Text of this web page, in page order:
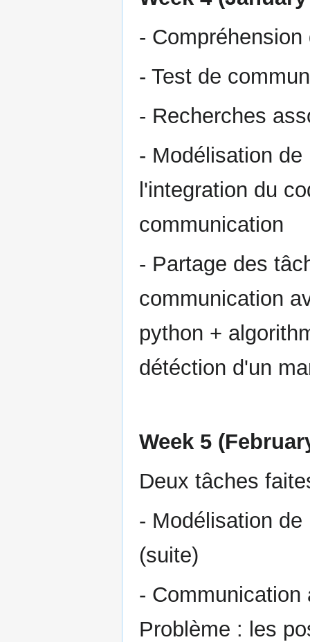
-
- Test de
- Recherches
- Modélisation
l'integration du
communication
- Partage des
communication
python +
détéction d'un
Week 5
Deux tâches
- Modélisation
(suite)
-
Problème : les